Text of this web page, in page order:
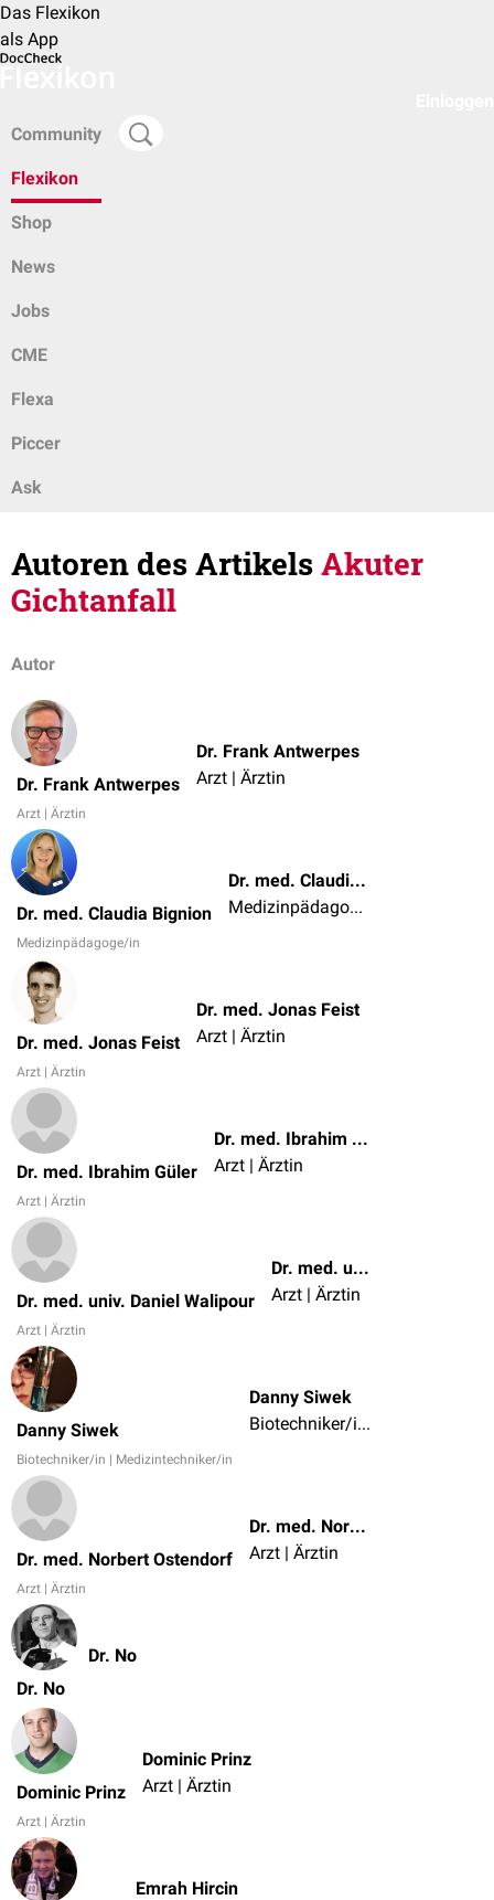
Das Flexikon
als App
Community
Flexikon
Shop
News
Jobs
CME
Flexa
Piccer
Ask
Autoren des ArtikelsAkuter
Gichtanfall
Autor
Dr. Frank Antwerpes
Arzt | Ärztin
Dr. Frank Antwerpes
Arzt | Ärztin
Dr. med. Claudia Bignion
Medizinpädagoge/in
Dr. med. Claudia Bignion
Medizinpädagoge/in
Dr. med. Jonas Feist
Arzt | Ärztin
Dr. med. Jonas Feist
Arzt | Ärztin
Dr. med. Ibrahim Güler
Arzt | Ärztin
Dr. med. Ibrahim Güler
Arzt | Ärztin
Dr. med. univ. Daniel Walipour
Arzt | Ärztin
Dr. med. univ. Daniel Walipour
Arzt | Ärztin
Danny Siwek
Biotechniker/in | Medizintechniker/in
Danny Siwek
Biotechniker/in | Medizintechniker/in
Dr. med. Norbert Ostendorf
Arzt | Ärztin
Dr. med. Norbert Ostendorf
Arzt | Ärztin
Dr. No
Dr. No
Dominic Prinz
Arzt | Ärztin
Dominic Prinz
Arzt | Ärztin
Emrah Hircin